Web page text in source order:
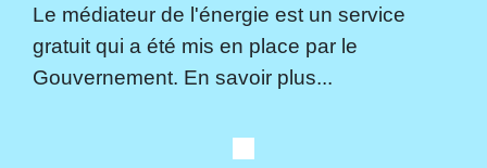
Le médiateur de l'énergie est un service
gratuit qui a été mis en place par le
Gouvernement. En savoir plus...